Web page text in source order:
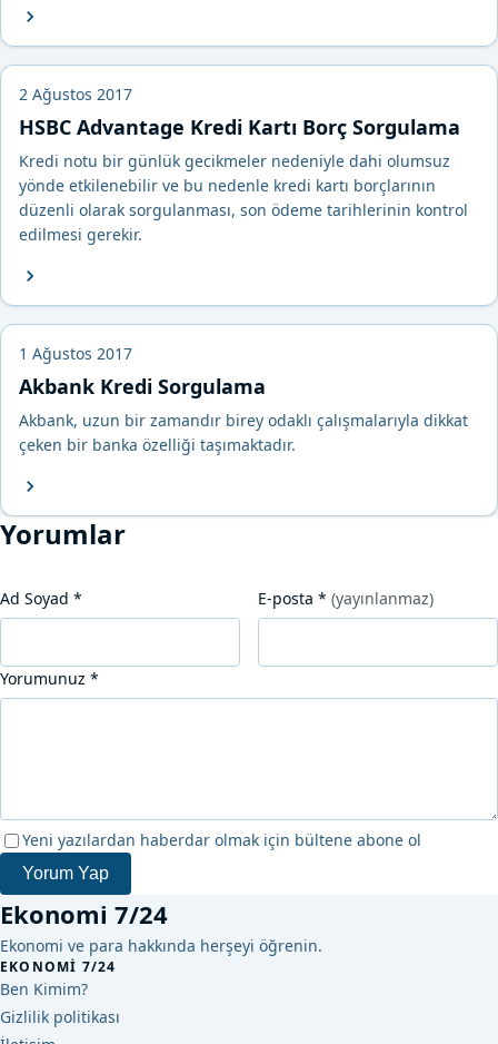
2 Ağustos 2017
HSBC Advantage Kredi Kartı Borç Sorgulama
Kredi notu bir günlük gecikmeler nedeniyle dahi olumsuz
yönde etkilenebilir ve bu nedenle kredi kartı borçlarının
düzenli olarak sorgulanması, son ödeme tarihlerinin kontrol
edilmesi gerekir.
1 Ağustos 2017
Akbank Kredi Sorgulama
Akbank, uzun bir zamandır birey odaklı çalışmalarıyla dikkat
çeken bir banka özelliği taşımaktadır.
Yorumlar
Ad Soyad * E-posta * (yayınlanmaz)
Yorumunuz *
Yeni yazılardan haberdar olmak için bültene abone ol
Yorum Yap
Ekonomi 7/24
Ekonomi ve para hakkında herşeyi öğrenin.
EKONOMI 7/24
Ben Kimim?
Gizlilik politikası